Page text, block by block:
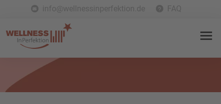
info@wellnessinperfektion.de FAQ